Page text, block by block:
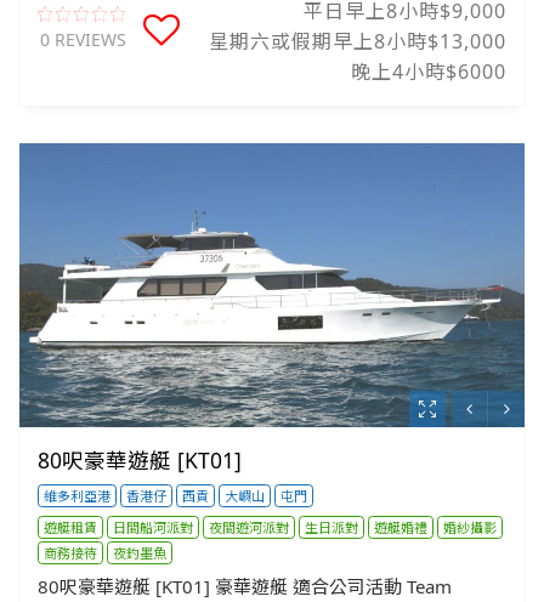
0 REVIEWS
平日早上8小時$9,000
星期六或假期早上8小時$13,000
晚上4小時$6000
80呎豪華遊艇 [KT01]
維多利亞港 香港仔 西貢 大嶼山
屯門
遊艇租賃
日間船河派對 夜間遊河派對 生日派對 遊艇婚禮
婚紗攝影
商務接待
夜釣墨魚
80呎豪華遊艇 [KT01] 豪華遊艇 適合公司活動 Team